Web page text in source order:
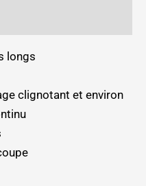
longs
clignotant et environ